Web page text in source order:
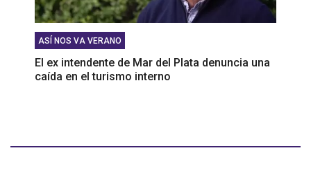
ASÍ NOS VA VERANO
El ex intendente de Mar del Plata denuncia una
caída en el turismo interno